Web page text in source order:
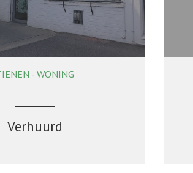
m² 2
- WONING
Verhuurd